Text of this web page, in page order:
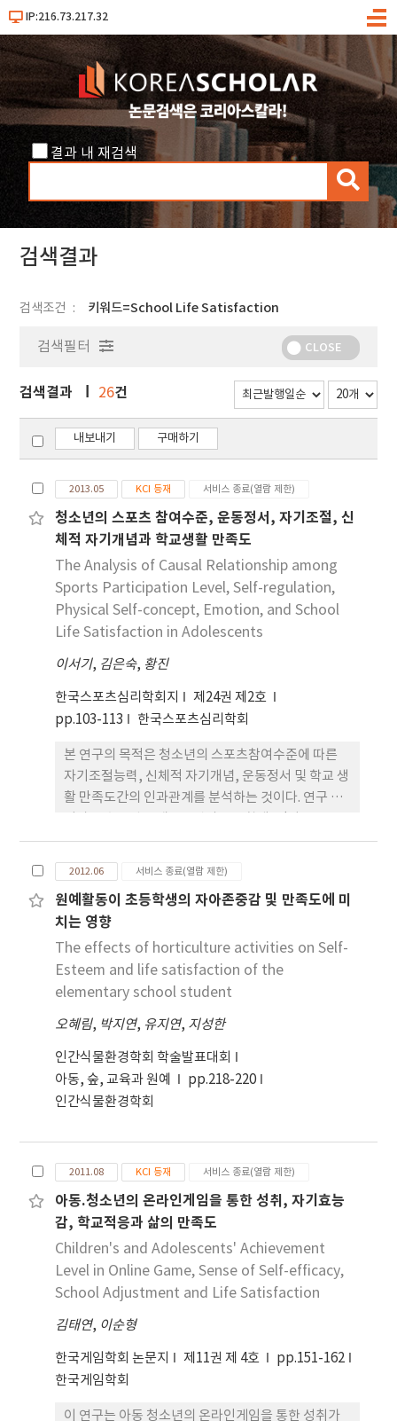
IP:216.73.217.32
메
결과 내 재검색
검
색
검색결과
검색조건 키워드=School Life Satisfaction
검색필터 CLOSE
검색결과 26건
내보내기 구매하기
2013.05 KCI 등재 서비스 종료(열람 제한)
청소년의 스포츠 참여수준, 운동정서, 자기조절, 신
체적 자기개념과 학교생활 만족도
The Analysis of Causal Relationship among
Sports Participation Level, Self-regulation,
Physical Self-concept, Emotion, and School
Life Satisfaction in Adolescents
이서기, 김은숙, 황진
한국스포츠심리학회지
제24권 제2호
pp.103-113
한국스포츠심리학회
본 연구의 목적은 청소년의 스포츠참여수준에 따른
자기조절능력, 신체적 자기개념, 운동정서 및 학교 생
활 만족도간의 인과관계를 분석하는 것이다. 연구 참
여:331)이며 연구에서 사용한 자기조절, 신체적 자기
개념, 운동정서, 학교생활만족 측정도구의 타당도를
살펴보기 위하여 탐색 및 확인적 요인분석의 과정을
거쳤으며, 구조방정식모형 분석을 실시하였다. 연구
결과, 청소년들의 신체활동에 대한 참여수준은 신체
적 자기개념을 제외하고 그 어떤 변수와도 관계를 맺
지 못하는 것으로 나타났다. 자기조절 능력은 신체적
자기개념이나 운동정서와 밀접한 영향력을 주고 받으
로 나타났다. 주요 결과를 바탕으로 논의를 진행했으
며 마지막으로 후속 연구에 대한 제언을 제공했다. 본
연구결과에서 검증된 구조모형은 인문계 고등학교 학
생들의 학교실태를 조망할 수 있는 경험적 자료가 될
2012.06 서비스 종료(열람 제한)
원예활동이 초등학생의 자아존중감 및 만족도에 미
치는 영향
The effects of horticulture activities on Self-
Esteem and life satisfaction of the
elementary school student
오혜림, 박지연, 유지연, 지성한
인간식물환경학회 학술발표대회
아동, 숲, 교육과 원예
pp.218-220
인간식물환경학회
2011.08 KCI 등재 서비스 종료(열람 제한)
아동.청소년의 온라인게임을 통한 성취, 자기효능
감, 학교적응과 삶의 만족도
Children's and Adolescents' Achievement
Level in Online Game, Sense of Self-efficacy,
School Adjustment and Life Satisfaction
김태연, 이순형
한국게임학회 논문지 제11권 제 4호
pp.151-162
한국게임학회
이 연구는 아동 청소년의 온라인게임을 통한 성취가